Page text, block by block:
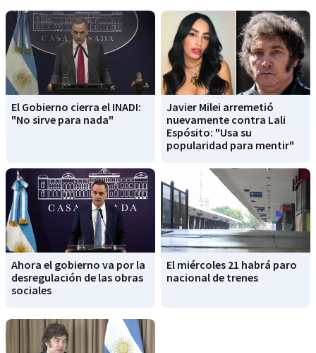
El Gobierno cierra el INADI:
"No sirve para nada"
Javier Milei arremetió
nuevamente contra Lali
Espósito: "Usa su
popularidad para mentir"
Ahora el gobierno va por la
desregulación de las obras
sociales
El miércoles 21 habrá paro
nacional de trenes